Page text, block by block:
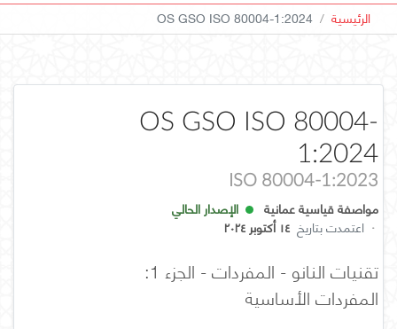
الرئيسية OS GSO ISO 80004-1:2024
OS GSO ISO 80004-
1:2024
ISO 80004-1:2023
مواصفة قياسية عمانية
الإصدار الحالي
· اعتمدت بتاريخ ١٤ أكتوبر ٢٠٢٤
تقنيات النانو - المفردات - الجزء 1:
المفردات الأساسية